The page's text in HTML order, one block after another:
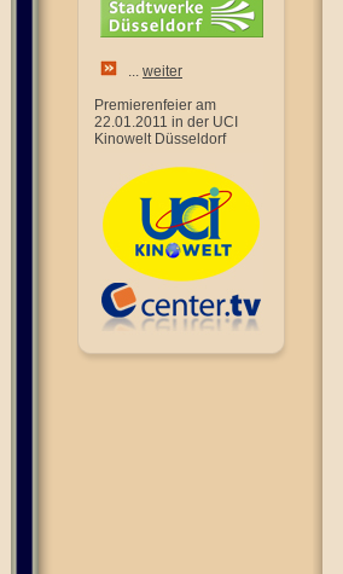
... weiter
Premierenfeier am
22.01.2011 in der UCI
Kinowelt Düsseldorf